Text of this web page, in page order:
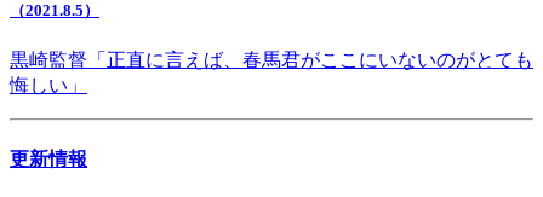
（2021.8.5）
黒崎監督「正直に言えば、春馬君がここにいないのがとても
悔しい」
更新情報